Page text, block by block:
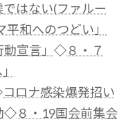
はない(ファルー
平和へのつどい」
宣言」 ◇８・７
コロナ感染爆発招い
◇８・19国会前集会